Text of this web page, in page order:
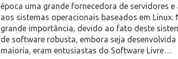
época uma grande fornecedora de servidores
aos sistemas operacionais baseados em Linux.
grande importância, devido ao fato deste
de software robusta, embora seja
maioria, eram entusiastas do Software Livre…